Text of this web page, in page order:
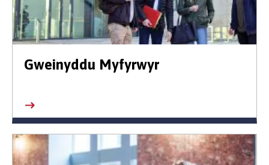
Gweinyddu Myfyrwyr